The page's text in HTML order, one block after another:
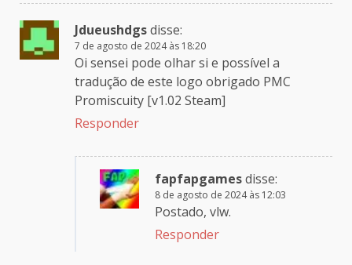
Jdueushdgsdisse:
7 de agosto de 2024 às 18:20
Oi sensei pode olhar si e possível a
tradução de este logo obrigado PMC
Promiscuity [v1.02 Steam]
Responder
fapfapgamesdisse:
8 de agosto de 2024 às 12:03
Postado, vlw.
Responder